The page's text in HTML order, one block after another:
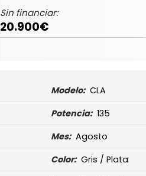
Sin financiar:
20.900€
Modelo: CLA
Potencia: 135
Mes: Agosto
Color: Gris / Plata